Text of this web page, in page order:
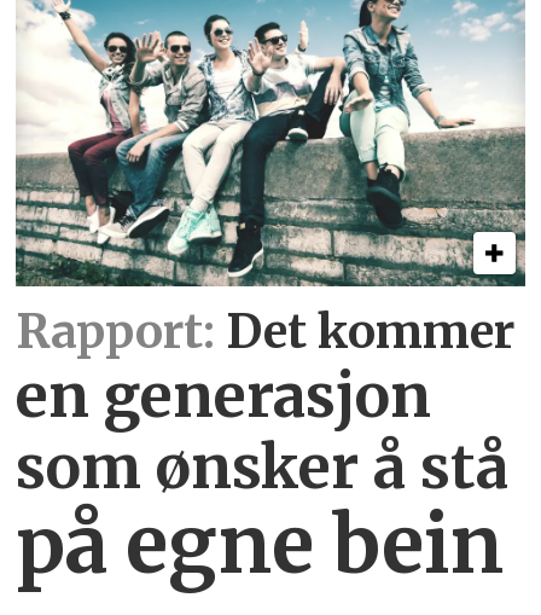
Rapport: Det kommer
en generasjon
som ønsker å stå
på egne bein